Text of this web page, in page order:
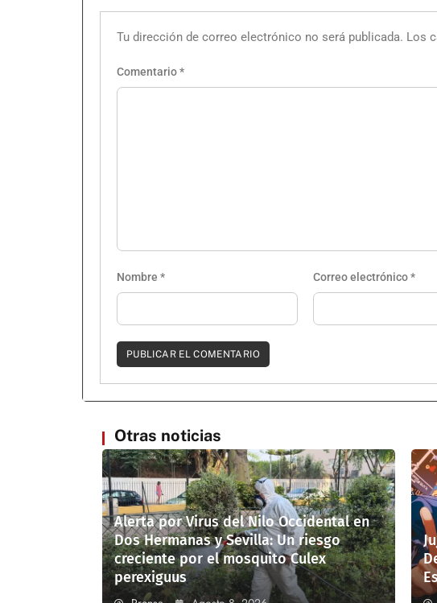
Tu dirección de correo electrónico no será publicada. Los
Comentario*
Nombre * Correo electrónico*
Otras noticias
Alerta por Virus del Nilo Occidental en
Dos Hermanas y Sevilla: Un riesgo
creciente por el mosquito Culex
perexiguus